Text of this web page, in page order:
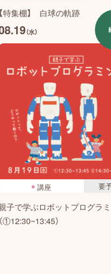
【特集棚】 白球の軌跡
（水）
講座 要
子で学ぶロボットプログラ
（①12:30~13:45）